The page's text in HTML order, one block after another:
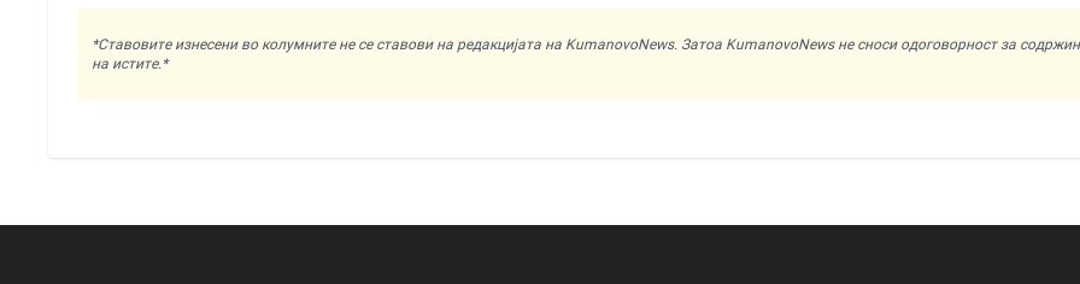
*Ставовите изнесени во колумните не се ставови на редакцијата на KumanovoNews. Затоа KumanovoNews не сноси одоговорност за
на истите.*